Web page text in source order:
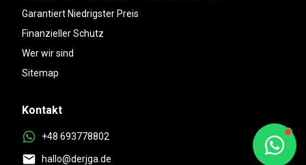
Garantiert Niedrigster Preis
Finanzieller Schutz
Wer wir sind
Sitemap
Kontakt
+48 693778802
hallo@derjga.de